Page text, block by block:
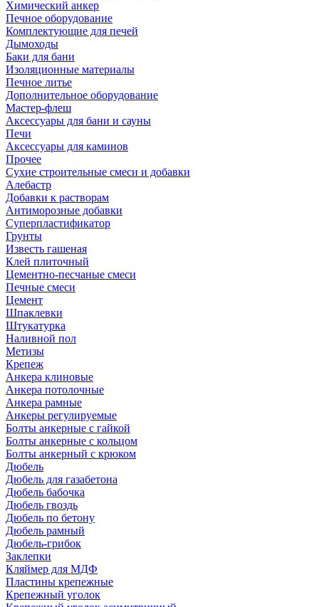
Химический анкер
Печное оборудование
Комплектующие для печей
Дымоходы
Баки для бани
Изоляционные материалы
Печное литье
Дополнительное оборудование
Мастер-флеш
Аксессуары для бани и сауны
Печи
Аксессуары для каминов
Прочее
Сухие строительные смеси и добавки
Алебастр
Добавки к растворам
Антиморозные добавки
Суперпластификатор
Грунты
Известь гашеная
Клей плиточный
Цементно-песчаные смеси
Печные смеси
Цемент
Шпаклевки
Штукатурка
Наливной пол
Метизы
Крепеж
Анкера клиновые
Анкера потолочные
Анкера рамные
Анкеры регулируемые
Болты анкерные с гайкой
Болты анкерные с кольцом
Болты анкерный с крюком
Дюбель
Дюбель для газабетона
Дюбель бабочка
Дюбель гвоздь
Дюбель по бетону
Дюбель рамный
Дюбель-грибок
Заклепки
Кляймер для МДФ
Пластины крепежные
Крепежный уголок